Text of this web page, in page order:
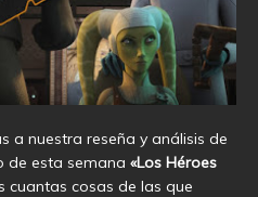
a nuestra reseña y análisis de
de esta semana «Los Héroes
cosas de las que